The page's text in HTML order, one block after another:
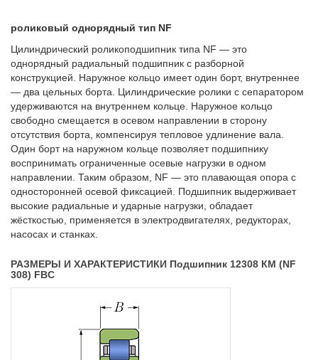
роликовый однорядный тип NF
Цилиндрический роликоподшипник типа NF — это
однорядный радиальный подшипник с разборной
конструкцией. Наружное кольцо имеет один борт, внутреннее
— два цельных борта. Цилиндрические ролики с сепаратором
удерживаются на внутреннем кольце. Наружное кольцо
свободно смещается в осевом направлении в сторону
отсутствия борта, компенсируя тепловое удлинение вала.
Один борт на наружном кольце позволяет подшипнику
воспринимать ограниченные осевые нагрузки в одном
направлении. Таким образом, NF — это плавающая опора с
односторонней осевой фиксацией. Подшипник выдерживает
высокие радиальные и ударные нагрузки, обладает
жёсткостью, применяется в электродвигателях, редукторах,
насосах и станках.
РАЗМЕРЫ И ХАРАКТЕРИСТИКИ Подшипник 12308 КМ (NF
308) FBC